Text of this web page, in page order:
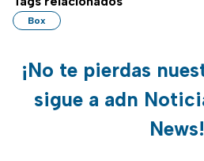
Box
¡No te pierdas
sigue a adn
News!